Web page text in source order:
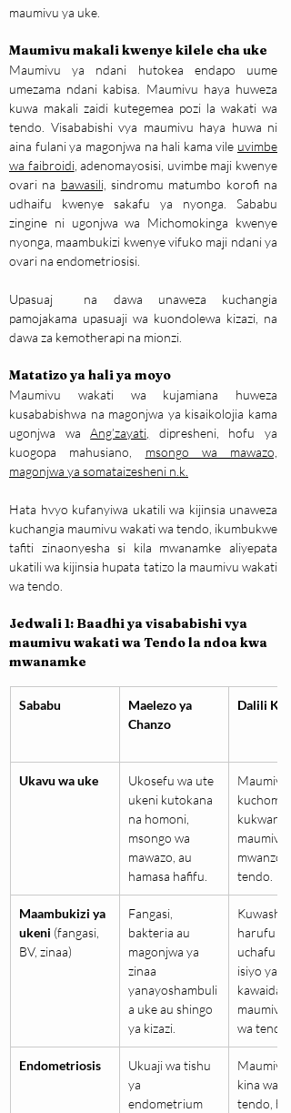
maumivu ya uke.
Maumivu makali kwenye kilele cha uke
Maumivu ya ndani hutokea endapo uume
umezama ndani kabisa. Maumivu haya huweza
kuwa makali zaidi kutegemea pozi la wakati wa
tendo. Visababishi vya maumivu haya huwa ni
aina fulani ya magonjwa na hali kama vile uvimbe
wa faibroidi, adenomayosisi, uvimbe maji kwenye
ovari na bawasili, sindromu matumbo korofi na
udhaifu kwenye sakafu ya nyonga. Sababu
zingine ni ugonjwa wa Michomokinga kwenye
nyonga, maambukizi kwenye vifuko maji ndani ya
ovari na endometriosisi.
Upasuaj  na dawa unaweza kuchangia
pamojakama upasuaji wa kuondolewa kizazi, na
dawa za kemotherapi na mionzi.
Matatizo ya hali ya moyo
Maumivu wakati wa kujamiana huweza
kusababishwa na magonjwa ya kisaikolojia kama
ugonjwa wa Ang’zayati,
dipresheni, hofu ya
kuogopa mahusiano, msongo wa mawazo,
magonjwa ya somataizesheni n.k.
Hata hvyo kufanyiwa ukatili wa kijinsia unaweza
kuchangia maumivu wakati wa tendo, ikumbukwe
tafiti zinaonyesha si kila mwanamke aliyepata
ukatili wa kijinsia hupata tatizo la maumivu wakati
wa tendo.
Jedwali 1: Baadhi ya visababishi vya
maumivu wakati wa Tendo la ndoa kwa
mwanamke
Sababu
Maelezo ya
Chanzo
Dalili Kuu
Ukavu wa uke
Ukosefu wa ute
ukeni kutokana
na homoni,
msongo wa
mawazo, au
hamasa hafifu.
Maumivu
kuchoma,
maumivu
tendo.
Maambukizi ya
ukeni (fangasi,
BV, zinaa)
Fangasi,
bakteria au
magonjwa ya
zinaa
yanayoshambuli
a uke au shingo
ya kizazi.
harufu
uchafu
isiyo ya
kawaida,
maumivu
wa tendo.
Endometriosis
Ukuaji wa tishu
ya
endometrium
Maumivu
kina
tendo,